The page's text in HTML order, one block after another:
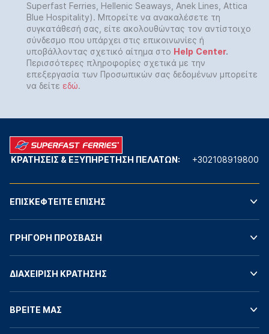
Superfast Ferries, Hellenic Seaways, Anek Lines, Attica
Blue Hospitality). Μπορείτε να ανακαλέσετε τη
συγκατάθεσή σας, είτε ακολουθώντας τον αντίστοιχο
σύνδεσμο που υπάρχει στις επικοινωνίες ή
υποβάλλοντας σχετικό αίτημα στο Help Center.
Περισσότερες πληροφορίες σχετικά με την
επεξεργασία των Προσωπικών σας δεδομένων μπορείτε
να δείτε εδώ.
ΚΡΑΤΗΣΕΙΣ & ΕΞΥΠΗΡΕΤΗΣΗ ΠΕΛΑΤΩΝ: +302108919800
ΕΠΙΣΚΕΦΤΕΙΤΕ ΕΠΙΣΗΣ
ΓΡΗΓΟΡΗ ΠΡΟΣΒΑΣΗ
ΔΙΑΧΕΙΡΙΣΗ ΚΡΑΤΗΣΗΣ
ΒΡΕΙΤΕ ΜΑΣ